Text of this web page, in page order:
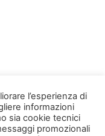
l’esperienza di
informazioni
sia cookie tecnici
promozionali